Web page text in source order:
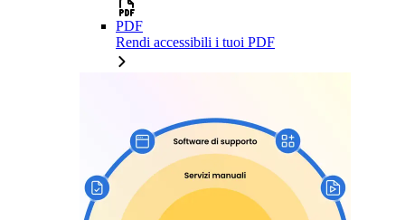
PDF
Rendi accessibili i tuoi PDF